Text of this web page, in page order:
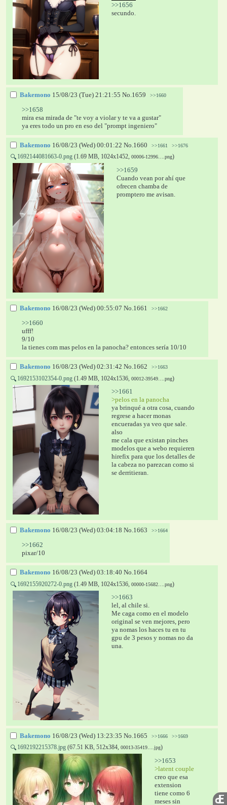
>>1656
secundo.
Bakemono 15/08/23 (Tue) 21:21:55 No. 1659 >>1660
>>1658
mira esa mirada de "te voy a violar y te va a gustar"
ya eres todo un pro en eso del "prompt ingeniero"
Bakemono 16/08/23 (Wed) 00:01:22 No. 1660 >>1661 >>1676
🔍 1692144081663-0.png (1.69 MB, 1024x1452, 00006-12996….png)
>>1659
Cuando vean por ahí que
ofrecen chamba de
promptero me avisan.
Bakemono 16/08/23 (Wed) 00:55:07 No.1661 >>1662
>>1660
ufff!
9/10
la tienes com mas pelos en la panocha? entonces sería 10/10
Bakemono 16/08/23 (Wed) 02:31:42 No.1662 >>1663
🔍 1692153102354-0.png (1.49 MB, 1024x1536, 00012-39549….png)
>>1661
>pelos en la panocha
ya brinqué a otra cosa, cuando
regrese a hacer monas
encueradas ya veo que sale.
also
me cala que existan pinches
modelos que a webo requieren
hirefix para que los detalles de
la cabeza no parezcan como si
se derritieran.
Bakemono 16/08/23 (Wed) 03:04:18 No.1663 >>1664
>>1662
pixar/10
Bakemono 16/08/23 (Wed) 03:18:40 No.1664
🔍 1692155920272-0.png (1.49 MB, 1024x1536, 00000-15682….png)
>>1663
lel, al chile si.
Me caga como en el modelo
original se ven mejores, pero
ya nomas los haces tu en tu
gpu de 3 pesos y nomas no da
una.
Bakemono 16/08/23 (Wed) 13:23:35 No. 1665 >>1666 >>1669
🔍 1692192215378.jpg (67.51 KB, 512x384, 00013-35419….jpg)
>>1653
>latent couple
creo que esa
extension
tiene como 6
meses sin